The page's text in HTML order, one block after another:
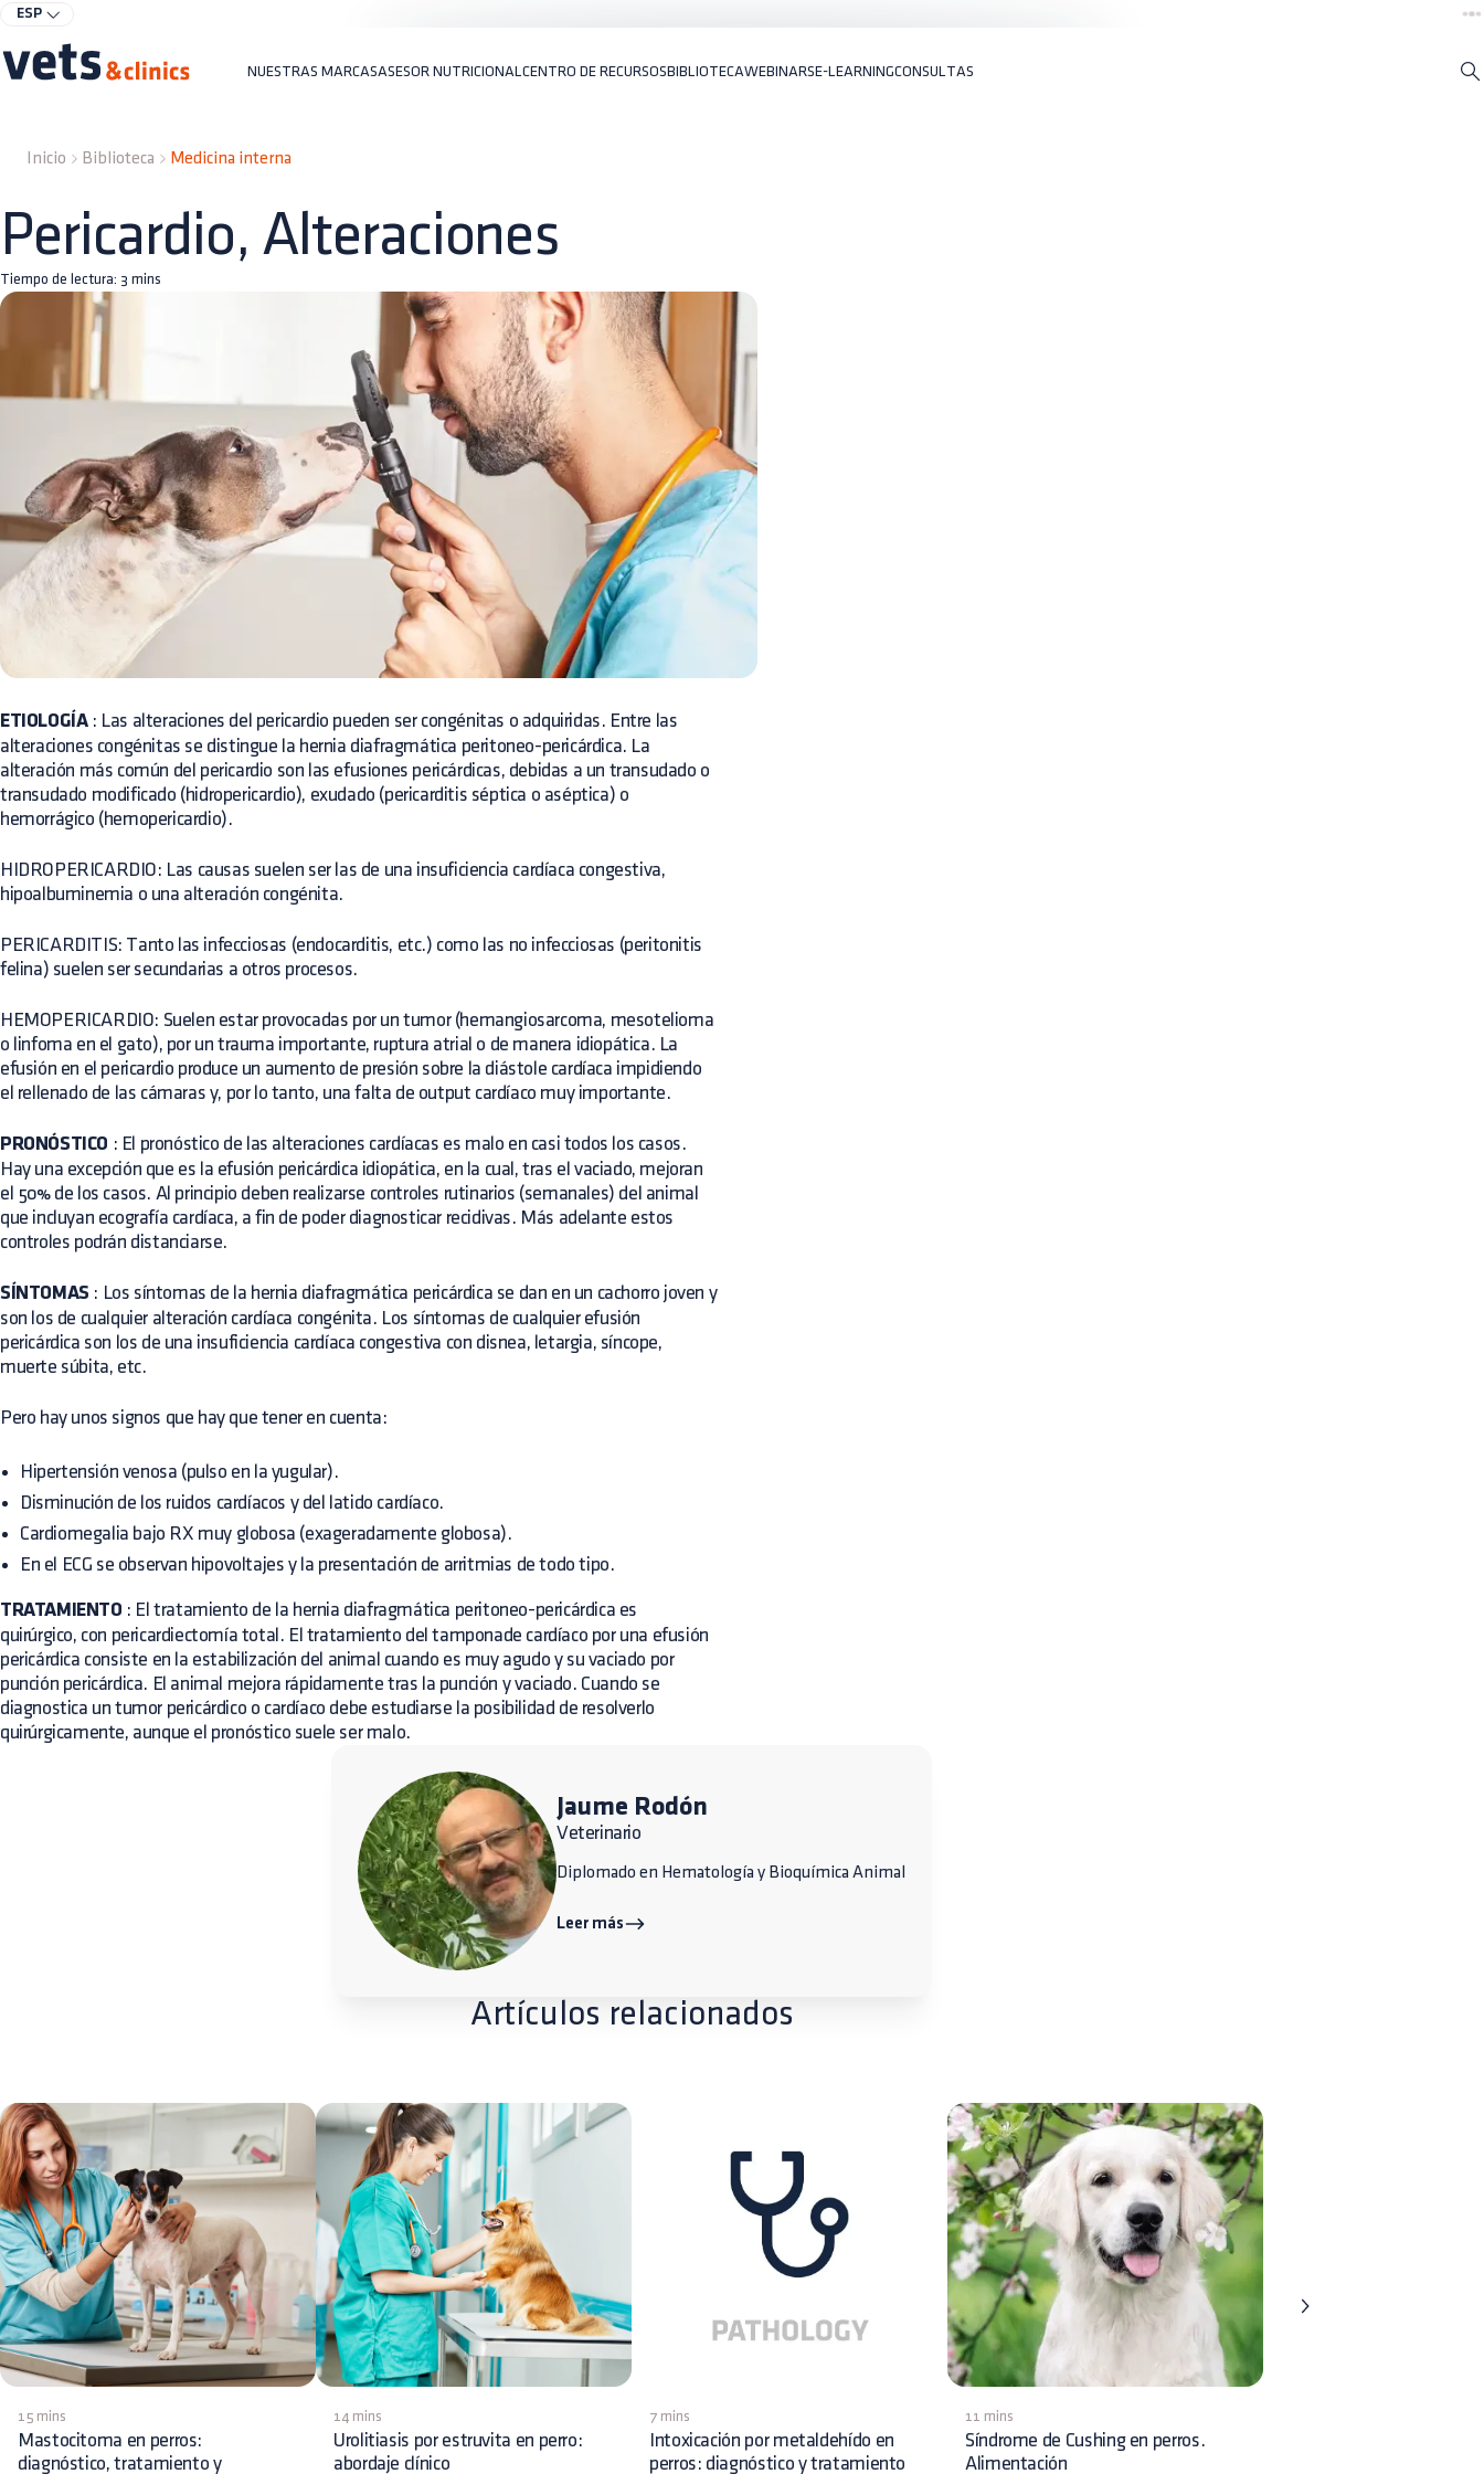
ESP
NUESTRAS MARCASASESOR NUTRICIONAL CENTRO DE RECURSOSBIBLIOTECAWEBINARSE-LEARNINGCONSULTAS
Inicio Biblioteca Medicina interna
Pericardio, Alteraciones
Tiempo de lectura: 3 mins
ETIOLOGÍA: Las alteraciones del pericardio pueden ser congénitas o adquiridas. Entre las
alteraciones congénitas se distingue la hernia diafragmática peritoneo-pericárdica. La
alteración más común del pericardio son las efusiones pericárdicas, debidas a un transudado o
transudado modificado (hidropericardio), exudado (pericarditis séptica o aséptica) o
hemorrágico (hemopericardio).
HIDROPERICARDIO: Las causas suelen ser las de una insuficiencia cardíaca congestiva,
hipoalbuminemia o una alteración congénita.
PERICARDITIS: Tanto las infecciosas (endocarditis, etc.) como las no infecciosas (peritonitis
felina) suelen ser secundarias a otros procesos.
HEMOPERICARDIO: Suelen estar provocadas por un tumor (hemangiosarcoma, mesotelioma
o linfoma en el gato), por un trauma importante, ruptura atrial o de manera idiopática. La
efusión en el pericardio produce un aumento de presión sobre la diástole cardíaca impidiendo
el rellenado de las cámaras y, por lo tanto, una falta de output cardíaco muy importante.
PRONÓSTICO : El pronóstico de las alteraciones cardíacas es malo en casi todos los casos.
Hay una excepción que es la efusión pericárdica idiopática, en la cual, tras el vaciado, mejoran
el 50% de los casos. Al principio deben realizarse controles rutinarios (semanales) del animal
que incluyan ecografía cardíaca, a fin de poder diagnosticar recidivas. Más adelante estos
controles podrán distanciarse.
SÍNTOMAS : Los síntomas de la hernia diafragmática pericárdica se dan en un cachorro joven y
son los de cualquier alteración cardíaca congénita. Los síntomas de cualquier efusión
pericárdica son los de una insuficiencia cardíaca congestiva con disnea, letargia, síncope,
muerte súbita, etc.
Pero hay unos signos que hay que tener en cuenta:
Hipertensión venosa (pulso en la yugular).
Disminución de los ruidos cardíacos y del latido cardíaco.
Cardiomegalia bajo RX muy globosa (exageradamente globosa).
En el ECG se observan hipovoltajes y la presentación de arritmias de todo tipo.
TRATAMIENTO : El tratamiento de la hernia diafragmática peritoneo-pericárdica es
quirúrgico, con pericardiectomía total. El tratamiento del tamponade cardíaco por una efusión
pericárdica consiste en la estabilización del animal cuando es muy agudo y su vaciado por
punción pericárdica. El animal mejora rápidamente tras la punción y vaciado. Cuando se
diagnostica un tumor pericárdico o cardíaco debe estudiarse la posibilidad de resolverlo
quirúrgicamente, aunque el pronóstico suele ser malo.
Jaume Rodón
Veterinario
Diplomado en Hematología y Bioquímica Animal
Leer más
Artículos relacionados
15 mins
Mastocitoma en perros:
diagnóstico, tratamiento y
14 mins
Urolitiasis por estruvita en perro:
abordaje clínico
7 mins
Intoxicación por metaldehído en
perros: diagnóstico y tratamiento
11 mins
Síndrome de Cushing en perros.
Alimentación